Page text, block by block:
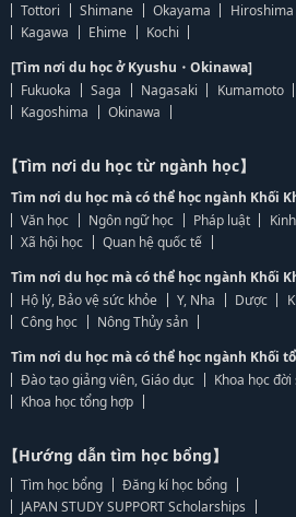
Tottori
Shimane Okayama Hiroshima
Kagawa
Ehime
Kochi
[Tìm nơi du học ở Kyushu・Okinawa]
Fukuoka
Saga Nagasaki Kumamoto
Kagoshima
Okinawa
【Tìm nơi du học từ ngành học】
Tìm nơi du học mà có thể học ngành Khối
Văn học
Ngôn ngữ học Pháp luật
Xã hội học
Quan hệ quốc tế
Tìm nơi du học mà có thể học ngành Khối
Hộ lý, Bảo vệ sức khỏe
Y, Nha Dược
Công học
Nông Thủy sản
Tìm nơi du học mà có thể học ngành Khối
Đào tạo giảng viên, Giáo dục
Khoa học đời
Khoa học tổng hợp
【Hướng dẫn tìm học bổng】
Tìm học bổng
Đăng kí học bổng
JAPAN STUDY SUPPORT Scholarships